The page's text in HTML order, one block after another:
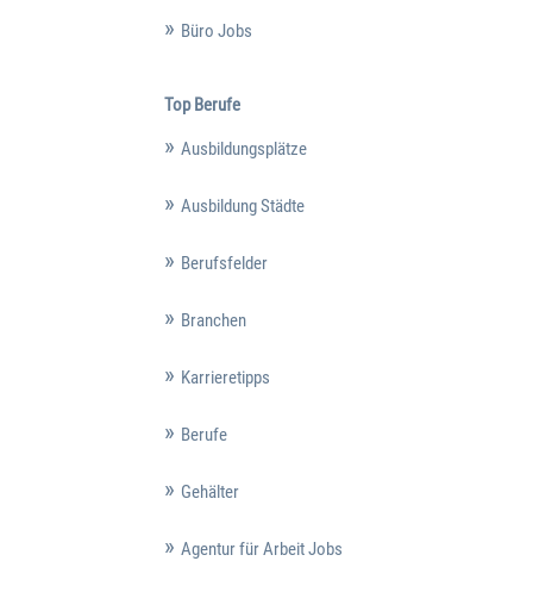
Büro Jobs
Top Berufe
Ausbildungsplätze
Ausbildung Städte
Berufsfelder
Branchen
Karrieretipps
Berufe
Gehälter
Agentur für Arbeit Jobs